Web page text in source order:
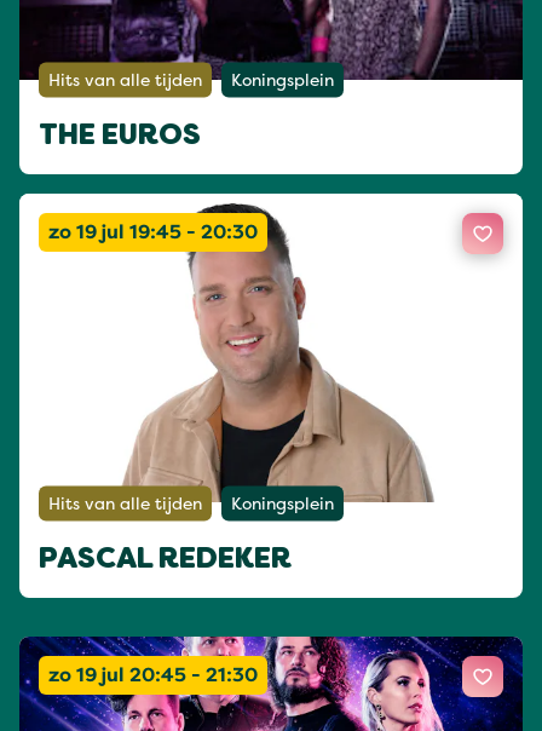
Hits van alle tijden Koningsplein
THE EUROS
zo 19 jul 19:45 - 20:30
Hits van alle tijden Koningsplein
PASCAL REDEKER
zo 19 jul 20:45 - 21:30